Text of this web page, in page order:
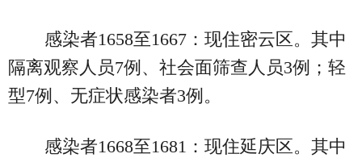
感染者1658至1667：现住密云区。其中
隔离观察人员7例、社会面筛查人员3例；轻
型7例、无症状感染者3例。
感染者1668至1681：现住延庆区。其中